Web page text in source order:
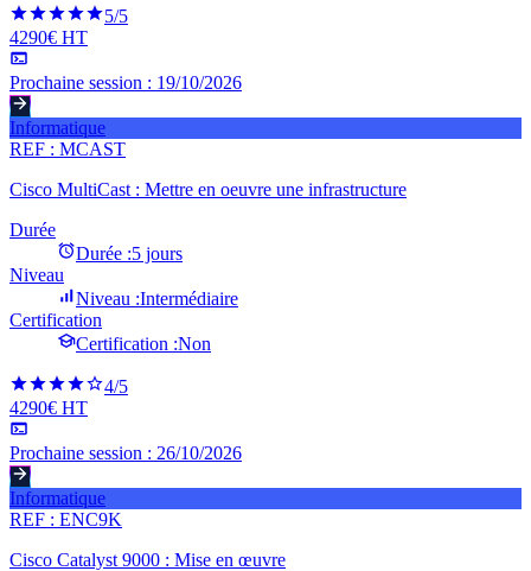
5/5
4290€ HT
Prochaine session : 19/10/2026
Informatique
REF : MCAST
Cisco MultiCast : Mettre en oeuvre une infrastructure
Durée
Durée :5 jours
Niveau
Niveau :Intermédiaire
Certification
Certification :Non
4/5
4290€ HT
Prochaine session : 26/10/2026
Informatique
REF : ENC9K
Cisco Catalyst 9000 : Mise en œuvre